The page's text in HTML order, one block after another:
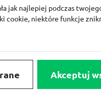
jak najlepiej podczas
cookie, niektóre funkcje
Akceptuj